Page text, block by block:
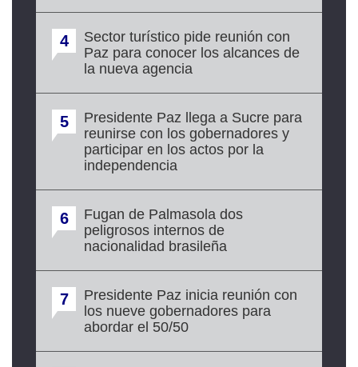
4
Sector turístico pide reunión con
Paz para conocer los alcances de
la nueva agencia
5
Presidente Paz llega a Sucre para
reunirse con los gobernadores y
participar en los actos por la
independencia
6
Fugan de Palmasola dos
peligrosos internos de
nacionalidad brasileña
7
Presidente Paz inicia reunión con
los nueve gobernadores para
abordar el 50/50